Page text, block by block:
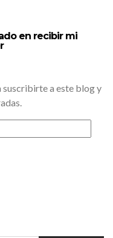
en recibir mi
a este blog y